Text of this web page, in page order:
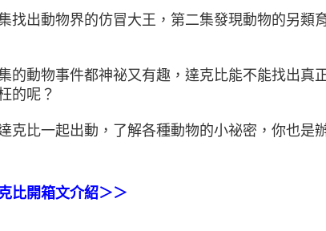
找出動物界的仿冒大王，第二集發現動物的另類
的動物事件都神祕又有趣，達克比能不能找出真
的呢？
克比一起出動，了解各種動物的小祕密，你也是
比開箱文介紹＞＞